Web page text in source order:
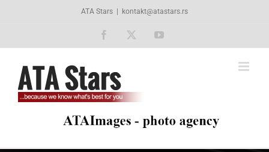
ATA Stars kontakt@atastars.rs
Facebook YouTube